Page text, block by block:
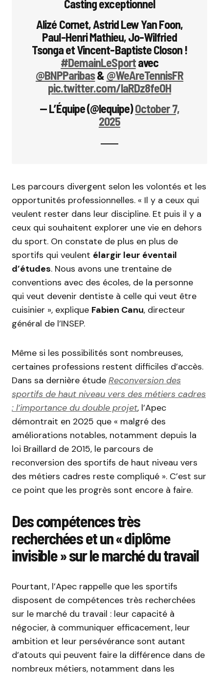
Casting exceptionnel
Alizé Cornet, Astrid Lew Yan Foon,
Paul-Henri Mathieu, Jo-Wilfried
Tsonga et Vincent-Baptiste Closon !
#DemainLeSportavec
@BNPParibas& @WeAreTennisFR
pic.twitter.com/laRDz8feOH
— L’Équipe (@lequipe)October 7,
2025
Les parcours divergent selon les volontés et les
opportunités professionnelles. « Il y a ceux qui
veulent rester dans leur discipline. Et puis il y a
ceux qui souhaitent explorer une vie en dehors
du sport. On constate de plus en plus de
sportifs qui veulent élargir leur éventail
d’études. Nous avons une trentaine de
conventions avec des écoles, de la personne
qui veut devenir dentiste à celle qui veut être
cuisinier », explique Fabien Canu, directeur
général de l’INSEP.
Même si les possibilités sont nombreuses,
certaines professions restent difficiles d’accès.
Dans sa dernière étude Reconversion des
sportifs de haut niveau vers des métiers cadres
: l’importance du double projet, l’Apec
démontrait en 2025 que « malgré des
améliorations notables, notamment depuis la
loi Braillard de 2015, le parcours de
reconversion des sportifs de haut niveau vers
des métiers cadres reste compliqué ». C’est sur
ce point que les progrès sont encore à faire.
Des compétences très
recherchées et un « diplôme
invisible » sur le marché du travail
Pourtant, l’Apec rappelle que les sportifs
disposent de compétences très recherchées
sur le marché du travail : leur capacité à
négocier, à communiquer efficacement, leur
ambition et leur persévérance sont autant
d’atouts qui peuvent faire la différence dans de
nombreux métiers, notamment dans les